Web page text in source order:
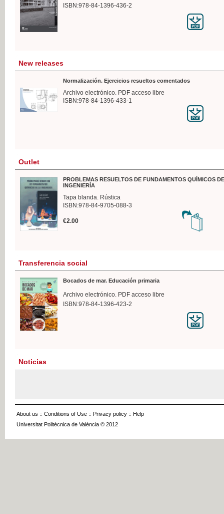
ISBN:978-84-1396-436-2
New releases
Normalización. Ejercicios resueltos comentados
Archivo electrónico. PDF acceso libre
ISBN:978-84-1396-433-1
Outlet
PROBLEMAS RESUELTOS DE FUNDAMENTOS QUÍMICOS
INGENIERÍA
Tapa blanda. Rústica
ISBN:978-84-9705-088-3
€2.00
Transferencia social
Bocados de mar. Educación primaria
Archivo electrónico. PDF acceso libre
ISBN:978-84-1396-423-2
Noticias
About us :: Conditions of Use :: Privacy policy :: Help
Universitat Politècnica de València © 2012